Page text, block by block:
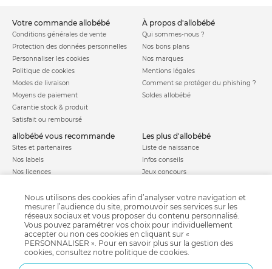
votre commande allobébé
Conditions générales de vente
Protection des données personnelles
Personnaliser les cookies
Politique de cookies
Modes de livraison
Moyens de paiement
Garantie stock & produit
Satisfait ou remboursé
à propos d'allobébé
Qui sommes-nous ?
Nos bons plans
Nos marques
Mentions légales
Comment se protéger du phishing ?
Soldes allobébé
allobébé vous recommande
Sites et partenaires
Nos labels
Nos licences
les plus d'allobébé
Liste de naissance
Infos conseils
Jeux concours
Parrainage
Paiement sécurisé
Charte qualité
Nous utilisons des cookies afin d’analyser votre navigation et
mesurer l’audience du site, promouvoir ses services sur les
réseaux sociaux et vous proposer du contenu personnalisé.
Vous pouvez paramétrer vos choix pour individuellement
accepter ou non ces cookies en cliquant sur «
PERSONNALISER ». Pour en savoir plus sur la gestion des
cookies, consultez notre politique de cookies.